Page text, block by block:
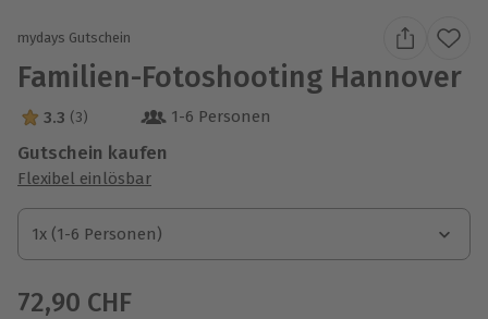
mydays Gutschein
Familien-Fotoshooting Hannover
3.3 Sterne von 5 aus 3 Bewertungen
3.3 (3) 1-6 Personen
Gutschein kaufen
Flexibel einlösbar
1x (1-6 Personen)
1x (1-6 Personen)
1x (1-6 Personen)
72,90 CHF